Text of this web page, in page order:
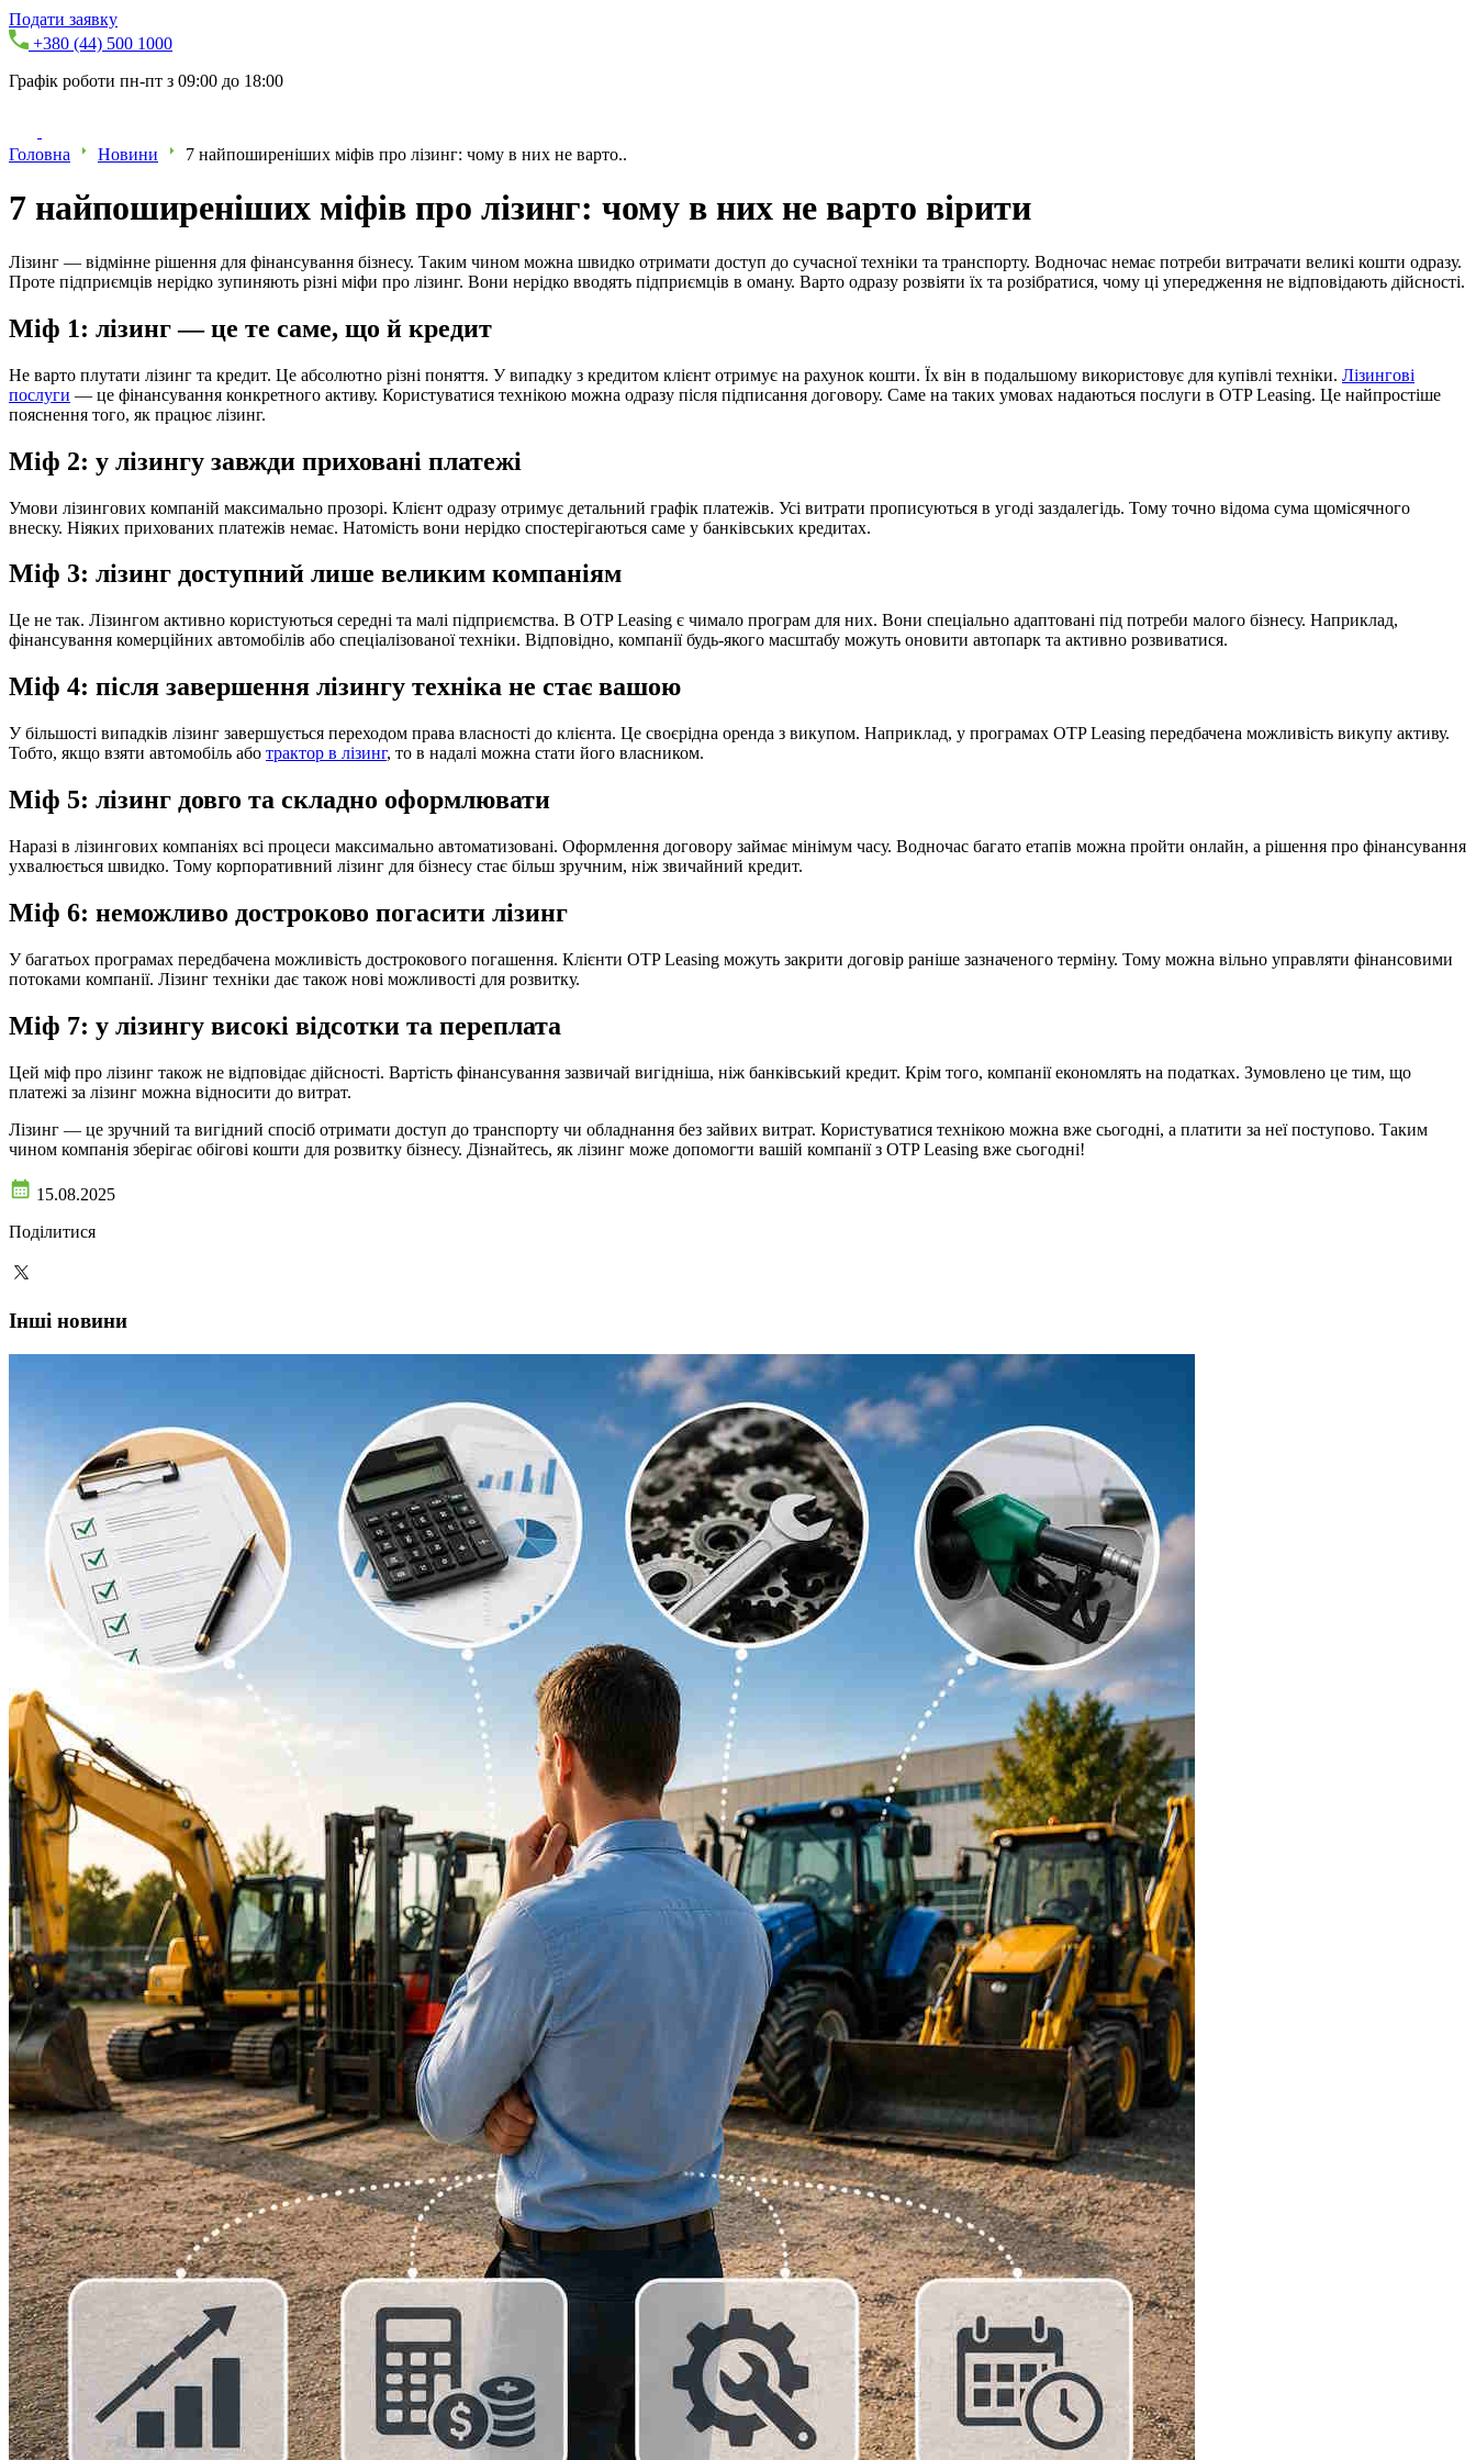
Подати заявку
+380 (44) 500 1000
Графік роботи пн-пт з 09:00 до 18:00
Головна Новини 7 найпоширеніших міфів про лізинг: чому в них не варто..
7 найпоширеніших міфів про лізинг: чому в них не варто вірити
Лізинг — відмінне рішення для фінансування бізнесу. Таким чином можна швидко отримати доступ до сучасної техніки та транспорту. Водночас немає потреби витрачати великі кошти одразу.
Проте підприємців нерідко зупиняють різні міфи про лізинг. Вони нерідко вводять підприємців в оману. Варто одразу розвіяти їх та розібратися, чому ці упередження не відповідають дійсності.
Міф 1: лізинг — це те саме, що й кредит
Не варто плутати лізинг та кредит. Це абсолютно різні поняття. У випадку з кредитом клієнт отримує на рахунок кошти. Їх він в подальшому використовує для купівлі техніки. Лізингові
послуги — це фінансування конкретного активу. Користуватися технікою можна одразу після підписання договору. Саме на таких умовах надаються послуги в OTP Leasing. Це найпростіше
пояснення того, як працює лізинг.
Міф 2: у лізингу завжди приховані платежі
Умови лізингових компаній максимально прозорі. Клієнт одразу отримує детальний графік платежів. Усі витрати прописуються в угоді заздалегідь. Тому точно відома сума щомісячного
внеску. Ніяких прихованих платежів немає. Натомість вони нерідко спостерігаються саме у банківських кредитах.
Міф 3: лізинг доступний лише великим компаніям
Це не так. Лізингом активно користуються середні та малі підприємства. В OTP Leasing є чимало програм для них. Вони спеціально адаптовані під потреби малого бізнесу. Наприклад,
фінансування комерційних автомобілів або спеціалізованої техніки. Відповідно, компанії будь-якого масштабу можуть оновити автопарк та активно розвиватися.
Міф 4: після завершення лізингу техніка не стає вашою
У більшості випадків лізинг завершується переходом права власності до клієнта. Це своєрідна оренда з викупом. Наприклад, у програмах OTP Leasing передбачена можливість викупу активу.
Тобто, якщо взяти автомобіль або трактор в лізинг, то в надалі можна стати його власником.
Міф 5: лізинг довго та складно оформлювати
Наразі в лізингових компаніях всі процеси максимально автоматизовані. Оформлення договору займає мінімум часу. Водночас багато етапів можна пройти онлайн, а рішення про фінансування
ухвалюється швидко. Тому корпоративний лізинг для бізнесу стає більш зручним, ніж звичайний кредит.
Міф 6: неможливо достроково погасити лізинг
У багатьох програмах передбачена можливість дострокового погашення. Клієнти OTP Leasing можуть закрити договір раніше зазначеного терміну. Тому можна вільно управляти фінансовими
потоками компанії. Лізинг техніки дає також нові можливості для розвитку.
Міф 7: у лізингу високі відсотки та переплата
Цей міф про лізинг також не відповідає дійсності. Вартість фінансування зазвичай вигідніша, ніж банківський кредит. Крім того, компанії економлять на податках. Зумовлено це тим, що
платежі за лізинг можна відносити до витрат.
Лізинг — це зручний та вигідний спосіб отримати доступ до транспорту чи обладнання без зайвих витрат. Користуватися технікою можна вже сьогодні, а платити за неї поступово. Таким
чином компанія зберігає обігові кошти для розвитку бізнесу. Дізнайтесь, як лізинг може допомогти вашій компанії з OTP Leasing вже сьогодні!
15.08.2025
Поділитися
Інші новини